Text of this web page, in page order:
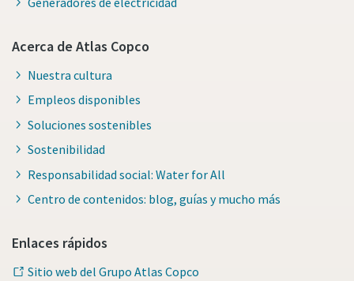
Acerca de Atlas Copco
Nuestra cultura
Empleos disponibles
Soluciones sostenibles
Sostenibilidad
Responsabilidad social: Water for All
Centro de contenidos: blog, guías y mucho más
Enlaces rápidos
Sitio web del Grupo Atlas Copco